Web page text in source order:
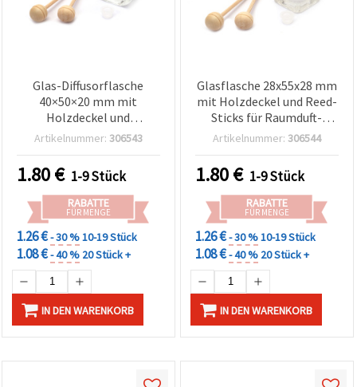
Glas-Diffusorflasche
40×50×20 mm mit
Holzdeckel und
Duftstäbchen, sortiert
Artikelnummer: 306543
1.80€ 1-9 Stück
RABATTE
FÜR MENGE
1.26 €- 30 %10-19 Stück
1.08 €- 40 % 20 Stück +
IN DEN WARENKORB
Glasflasche 28x55x28 mm
mit Holzdeckel und Reed-
Sticks für Raumduft-
Diffuser – DIY
Artikelnummer: 306544
1.80€ 1-9 Stück
RABATTE
FÜR MENGE
1.26 €- 30 %10-19 Stück
1.08 €- 40 % 20 Stück +
IN DEN WARENKORB